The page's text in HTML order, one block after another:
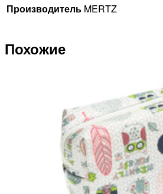
Производитель MERTZ
Похожие